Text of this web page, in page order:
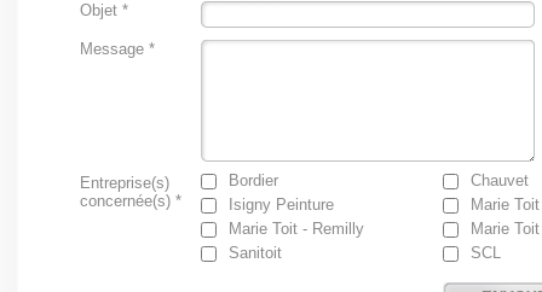
Objet *
Message *
Entreprise(s)
concernée(s) *
Bordier
Chauvet
Isigny Peinture
Marie
Marie Toit - Remilly
Marie
Sanitoit
SCL